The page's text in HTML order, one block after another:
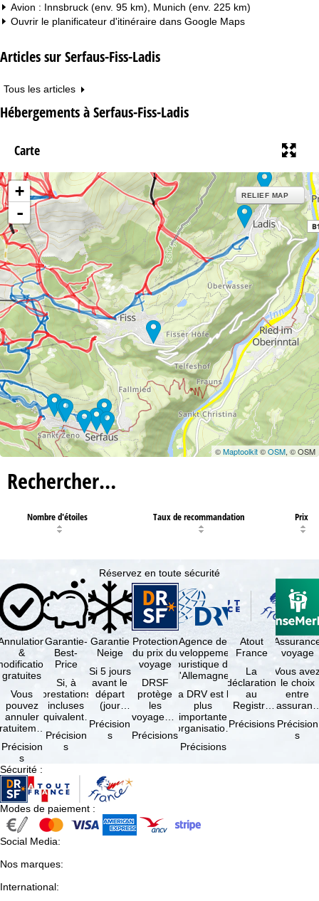
Avion : Innsbruck (env. 95 km), Munich (env. 225 km)
Ouvrir le planificateur d'itinéraire dans Google Maps
Articles sur Serfaus-Fiss-Ladis
Tous les articles
Hébergements à Serfaus-Fiss-Ladis
Carte
+
-
RELIEF MAP
©Maptoolkit©OSM, © OSM
Rechercher…
Nombre d'étoiles Taux de recommandation Prix
Réservez en toute sécurité
&
gratuites
Vous
pouvez
annuler
suivant
la
à …
Précision
s
Garantie-
Best-
Price
Si, à
prestations
incluses
équivalentes
réserve de
disponibilités,
Précision
s
Garantie
Neige
Si 5 jours
avant le
départ
(jour
d'arrivée),
tous les
domaines
Précision
s
Protection
du prix du
voyage
DRSF
protège
les
voyageurs
réservent
Précisions
Agence de
développement
touristique de
l'Allemagne
La DRV est la
plus
importante
organisation
professionnels
Précisions
Atout
France
La
déclaration
au
Registre
Opérateurs
Précisions
voyage
Vous
le choix
entre
et
Précision
s
Sécurité :
Modes de paiement :
Social Media:
Nos marques:
International: